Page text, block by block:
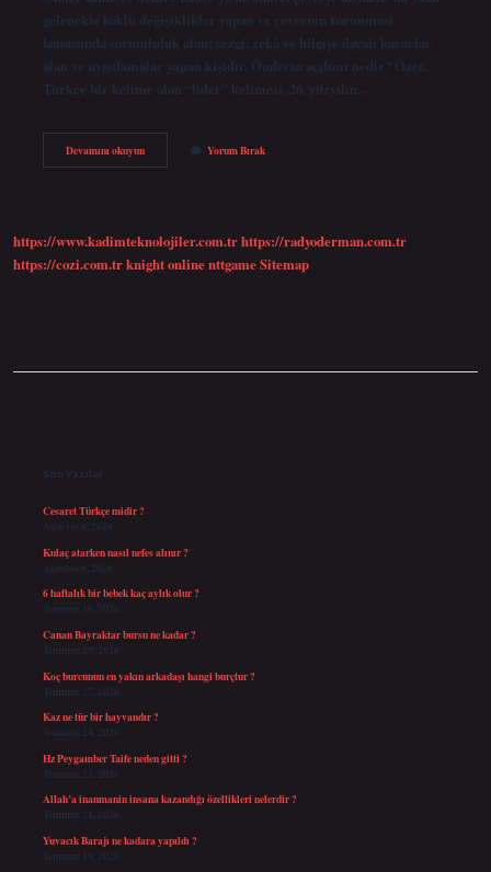
gelenekte köklü değişiklikler yapan ve çevrenin korunması
konusunda sorumluluk alan; sezgi, zekâ ve bilgiye dayalı kararlar
alan ve uygulamalar yapan kişidir. Önderin açılımı nedir? Özet:
Türkçe bir kelime olan “lider” kelimesi, 20. yüzyılın…
Devamını okuyunÖnderin
Anlami
Yorum Bırak
https://www.kadimteknolojiler.com.trhttps://radyoderman.com.tr
https://cozi.com.trknight onlinenttgameSitemap
Son Yazılar
Cesaret Türkçe midir ?
Ağustos 6, 2026
Kulaç atarken nasıl nefes alınır ?
Ağustos 6, 2026
6 haftalık bir bebek kaç aylık olur ?
Temmuz 30, 2026
Canan Bayraktar bursu ne kadar ?
Temmuz 29, 2026
Koç burcunun en yakın arkadaşı hangi burçtur ?
Temmuz 27, 2026
Kaz ne tür bir hayvandır ?
Temmuz 24, 2026
Hz Peygamber Taife neden gitti ?
Temmuz 23, 2026
Allah’a inanmanin insana kazandığı özellikleri nelerdir ?
Temmuz 21, 2026
Yuvacık Barajı ne kadara yapıldı ?
Temmuz 19, 2026